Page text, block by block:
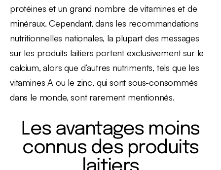
protéines et un grand nombre de vitamines et de
minéraux. Cependant, dans les recommandations
nutritionnelles nationales, la plupart des messages
sur les produits laitiers portent exclusivement sur le
calcium, alors que d’autres nutriments, tels que les
vitamines A ou le zinc, qui sont sous-consommés
dans le monde, sont rarement mentionnés.
Les avantages moins
connus des produits